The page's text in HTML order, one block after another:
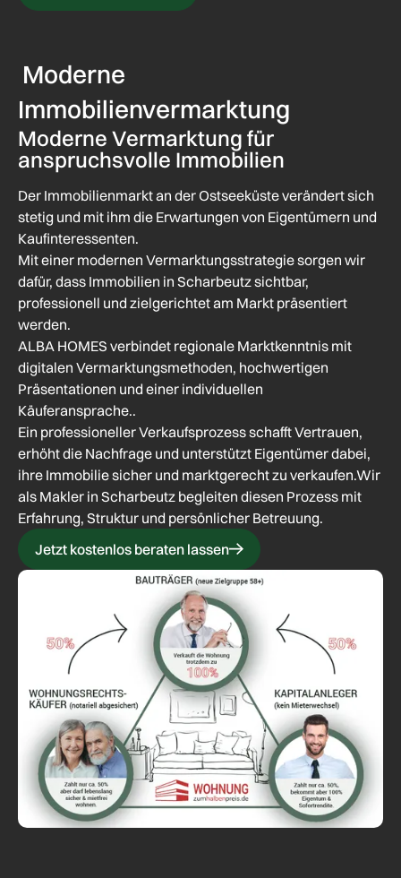
Moderne
Immobilienvermarktung
Moderne Vermarktung für
anspruchsvolle Immobilien
Der Immobilienmarkt an der Ostseeküste verändert sich
stetig und mit ihm die Erwartungen von Eigentümern und
Kaufinteressenten.
Mit einer modernen Vermarktungsstrategie sorgen wir
dafür, dass Immobilien in Scharbeutz sichtbar,
professionell und zielgerichtet am Markt präsentiert
werden.
ALBA HOMES verbindet regionale Marktkenntnis mit
digitalen Vermarktungsmethoden, hochwertigen
Präsentationen und einer individuellen
Käuferansprache..
Ein professioneller Verkaufsprozess schafft Vertrauen,
erhöht die Nachfrage und unterstützt Eigentümer dabei,
ihre Immobilie sicher und marktgerecht zu verkaufen.Wir
als Makler in Scharbeutz begleiten diesen Prozess mit
Erfahrung, Struktur und persönlicher Betreuung.
Jetzt kostenlos beraten lassen